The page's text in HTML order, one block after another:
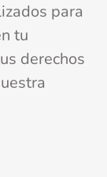
para
tu
derechos